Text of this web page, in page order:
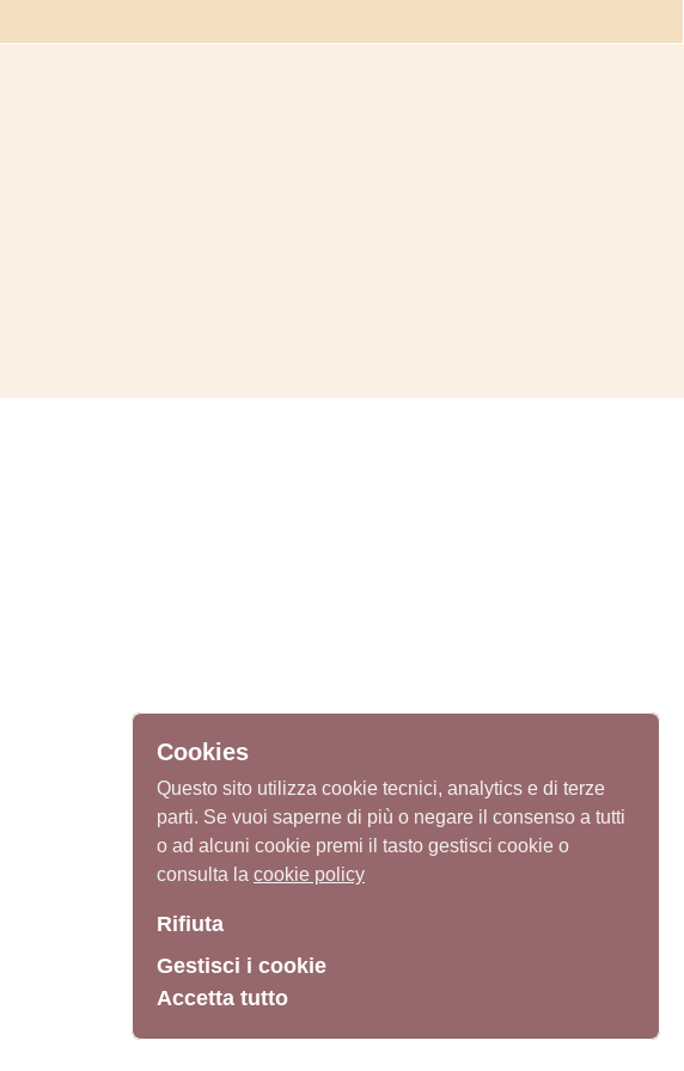
Cookies
Questo sito utilizza cookie tecnici, analytics e di terze
parti. Se vuoi saperne di più o negare il consenso a tutti
o ad alcuni cookie premi il tasto gestisci cookie o
consulta la cookie policy
Rifiuta
Gestisci i cookie
Accetta tutto